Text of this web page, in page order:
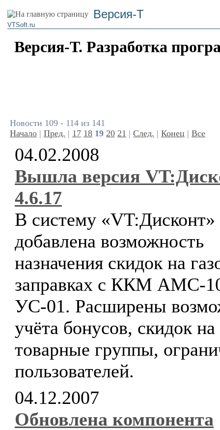
Версия-Т
VTSoft.ru
Версия-Т. Разработка
Новости 109 - 114 из 141
Начало | Пред. | 17 18 19 20 21 | След. | Конец | Все
04.02.2008
Вышла версия
4.6.17
В систему «VT:Дисконт»
добавлена возможность
назначения скидок на
заправках с ККМ АМС-
УС-01. Расширены
учёта бонусов, скидок
товарные группы,
пользователей.
04.12.2007
Обновлена компонента